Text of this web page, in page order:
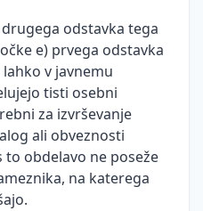
odstavka tega
e) prvega odstavka
v javnemu
tisti osebni
za izvrševanje
ali obveznosti
to obdelavo ne poseže
na katerega